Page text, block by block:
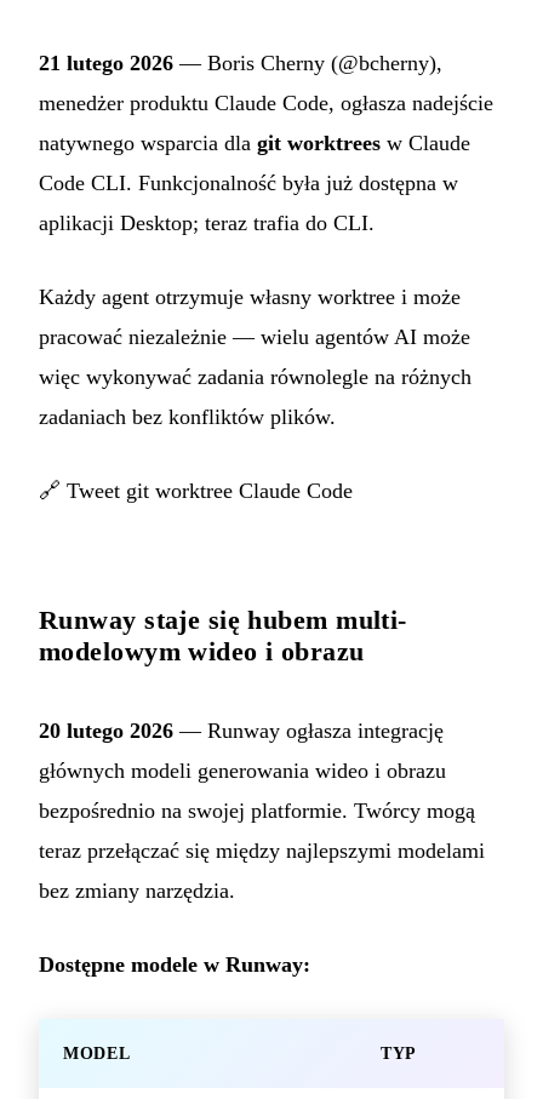
21 lutego 2026 — Boris Cherny (@bcherny),
menedżer produktu Claude Code, ogłasza nadejście
natywnego wsparcia dla git worktrees w Claude
Code CLI. Funkcjonalność była już dostępna w
aplikacji Desktop; teraz trafia do CLI.
Każdy agent otrzymuje własny worktree i może
pracować niezależnie — wielu agentów AI może
więc wykonywać zadania równolegle na różnych
zadaniach bez konfliktów plików.
🔗 Tweet git worktree Claude Code
Runway staje się hubem multi-
modelowym wideo i obrazu
20 lutego 2026 — Runway ogłasza integrację
głównych modeli generowania wideo i obrazu
bezpośrednio na swojej platformie. Twórcy mogą
teraz przełączać się między najlepszymi modelami
bez zmiany narzędzia.
Dostępne modele w Runway:
MODEL TYP